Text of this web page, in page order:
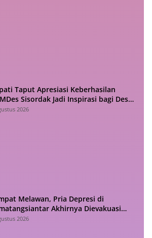
Taput Apresiasi Keberhasilan
Sisordak Jadi Inspirasi bagi Desa
2026
Melawan, Pria Depresi di
Akhirnya Dievakuasi
2026